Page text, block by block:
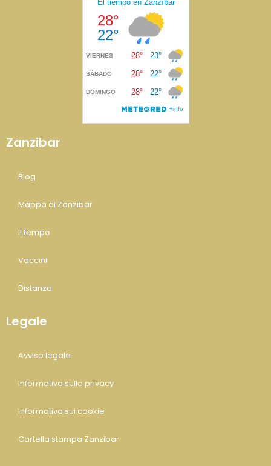
Zanzibar
Blog
Mappa di Zanzibar
Il tempo
Vaccini
Distanza
Legale
Avviso legale
Informativa sulla privacy
Informativa sui cookie
Cartella stampa Zanzibar